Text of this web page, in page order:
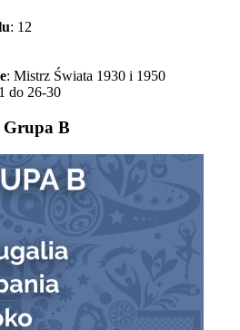
: 12
: Mistrz Świata 1930 i 1950
do 26-30
Grupa B